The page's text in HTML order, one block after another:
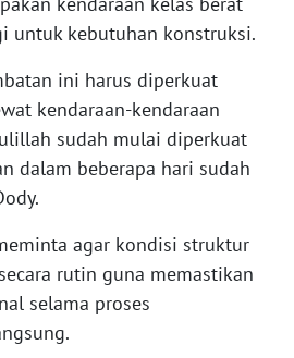
untuk kebutuhan konstruksi.
ini harus diperkuat
kendaraan-kendaraan
sudah mulai diperkuat
dalam beberapa hari sudah
agar kondisi struktur
rutin guna memastikan
selama proses